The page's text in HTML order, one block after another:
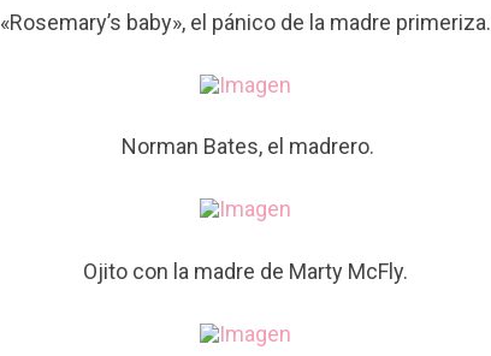
«Rosemary’s baby», el pánico de la madre primeriza.
Norman Bates, el madrero.
Ojito con la madre de Marty McFly.